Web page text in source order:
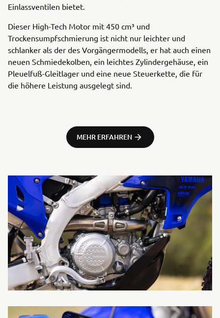
Einlassventilen bietet.
Dieser High-Tech Motor mit 450 cm³ und
Trockensumpfschmierung ist nicht nur leichter und
schlanker als der des Vorgängermodells, er hat auch einen
neuen Schmiedekolben, ein leichtes Zylindergehäuse, ein
Pleuelfuß-Gleitlager und eine neue Steuerkette, die für
die höhere Leistung ausgelegt sind.
MEHR ERFAHREN